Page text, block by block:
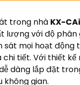
trong nhà KX-
lượng với độ phân
sát mọi hoạt động
tiết. Với thiết kế
dàng lắp đặt
không gian.